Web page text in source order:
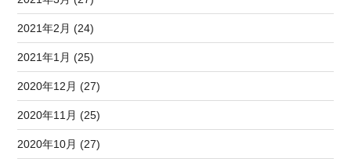
2021年2月 (24)
2021年1月 (25)
2020年12月 (27)
2020年11月 (25)
2020年10月 (27)